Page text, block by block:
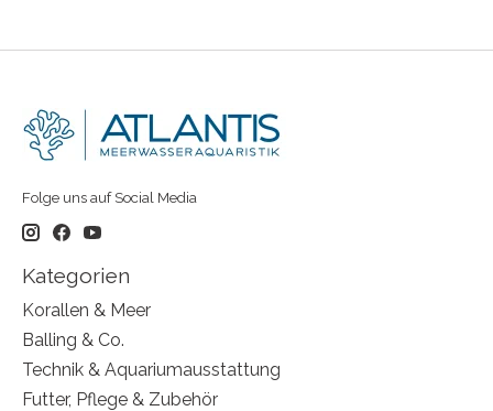
Folge uns auf Social Media
Kategorien
Korallen & Meer
Balling & Co.
Technik & Aquariumausstattung
Futter, Pflege & Zubehör